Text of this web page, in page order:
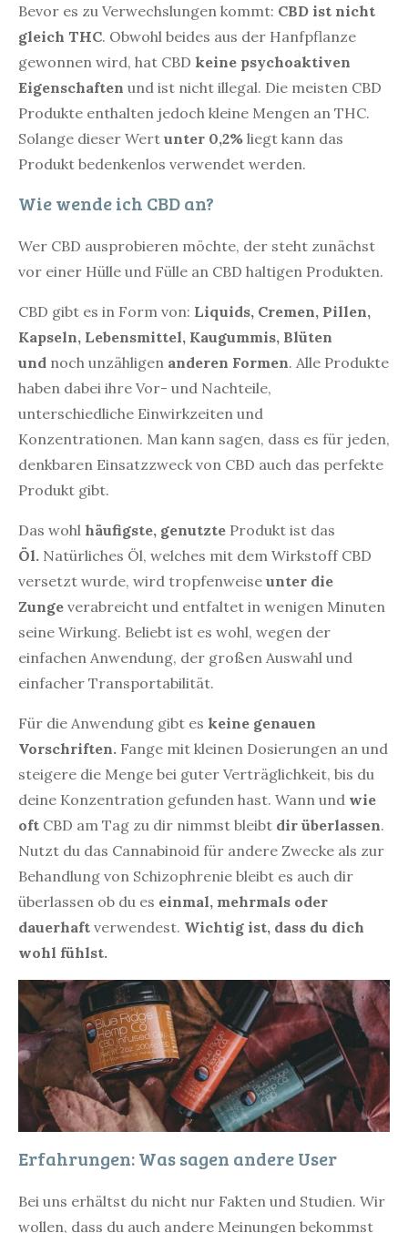
Bevor es zu Verwechslungen kommt: CBD ist nicht
gleich THC. Obwohl beides aus der Hanfpflanze
gewonnen wird, hat CBD keine psychoaktiven
Eigenschaften und ist nicht illegal. Die meisten CBD
Produkte enthalten jedoch kleine Mengen an THC.
Solange dieser Wert unter 0,2% liegt kann das
Produkt bedenkenlos verwendet werden.
Wie wende ich CBD an?
Wer CBD ausprobieren möchte, der steht zunächst
vor einer Hülle und Fülle an CBD haltigen Produkten.
CBD gibt es in Form von: Liquids, Cremen, Pillen,
Kapseln, Lebensmittel, Kaugummis, Blüten
und noch unzähligen anderen Formen. Alle Produkte
haben dabei ihre Vor- und Nachteile,
unterschiedliche Einwirkzeiten und
Konzentrationen. Man kann sagen, dass es für jeden,
denkbaren Einsatzzweck von CBD auch das perfekte
Produkt gibt.
Das wohl häufigste, genutzte Produkt ist das
Öl. Natürliches Öl, welches mit dem Wirkstoff CBD
versetzt wurde, wird tropfenweise unter die
Zunge verabreicht und entfaltet in wenigen Minuten
seine Wirkung. Beliebt ist es wohl, wegen der
einfachen Anwendung, der großen Auswahl und
einfacher Transportabilität.
Für die Anwendung gibt es keine genauen
Vorschriften. Fange mit kleinen Dosierungen an und
steigere die Menge bei guter Verträglichkeit, bis du
deine Konzentration gefunden hast. Wann und wie
oft CBD am Tag zu dir nimmst bleibt dir überlassen.
Nutzt du das Cannabinoid für andere Zwecke als zur
Behandlung von Schizophrenie bleibt es auch dir
überlassen ob du es einmal, mehrmals oder
dauerhaft verwendest. Wichtig ist, dass du dich
wohl fühlst.
Erfahrungen: Was sagen andere User
Bei uns erhältst du nicht nur Fakten und Studien. Wir
wollen, dass du auch andere Meinungen bekommst